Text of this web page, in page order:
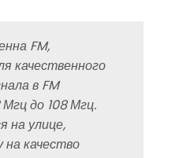
FM,
качественного
в FM
до 108 Мгц.
на улице,
на качество